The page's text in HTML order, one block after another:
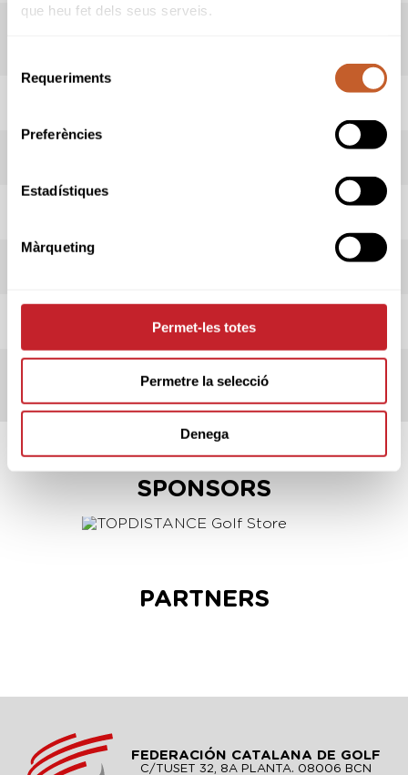
que heu fet dels seus serveis.
Requeriments
Preferències
Estadístiques
Màrqueting
Permet-les totes
Permetre la selecció
Denega
REGLAS LOCALES
TÉRMINOS DE LA
SPONSORS
PARTNERS
FEDERACIÓN CATALANA DE GOLF
C/TUSET 32, 8A PLANTA. 08006 BCN